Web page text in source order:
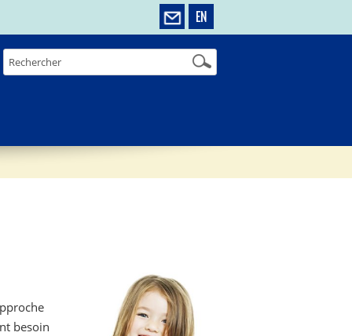
EN
besoin